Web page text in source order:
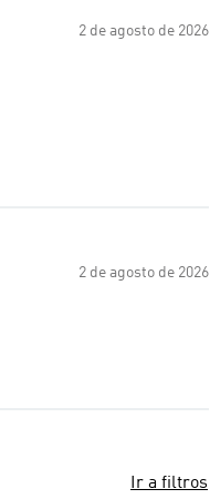
2 de agosto de 2026
2 de agosto de 2026
Ir a filtros